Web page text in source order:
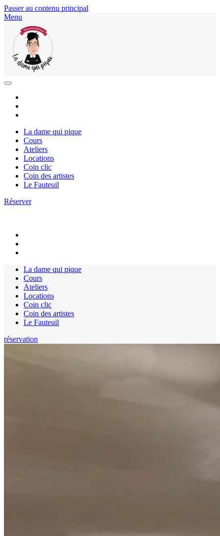
Passer au contenu principal
Menu
La dame qui pique
Cours
Ateliers
Locations
Coin clic
Coin des artistes
Le Fauteuil
Réserver
La dame qui pique
Cours
Ateliers
Locations
Coin clic
Coin des artistes
Le Fauteuil
réservation